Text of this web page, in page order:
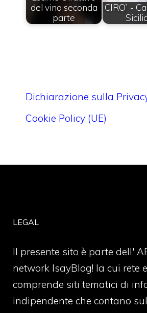
del vino seconda
parte
CIRO` -
Dichiarazione sulla
Cookie Policy (UE)
LEGAL
Il presente sito è parte dell'
network IsayBlog! la cui rete
comprende siti tematici di
indipendente che contano